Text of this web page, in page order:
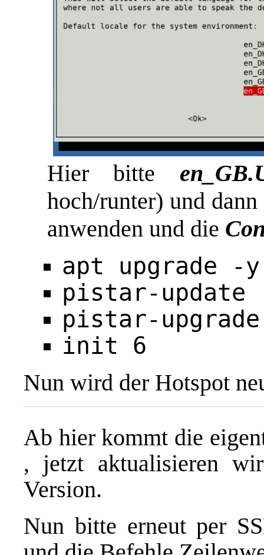
Hier bitte
hoch/runter) und
anwenden und die
apt upgrade -y
pistar-update
pistar-upgrade
init 6
Nun wird der Hotspot
Ab hier kommt die
, jetzt aktualisieren
Version.
Nun bitte erneut per